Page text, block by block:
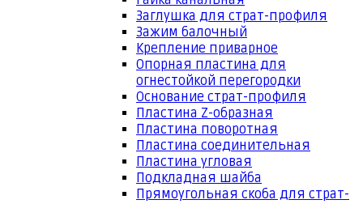
Заглушка для страт-профиля
Зажим балочный
Крепление приварное
Опорная пластина для
огнестойкой перегородки
Основание страт-профиля
Пластина Z-образная
Пластина поворотная
Пластина соединительная
Пластина угловая
Подкладная шайба
Прямоугольная скоба для страт-